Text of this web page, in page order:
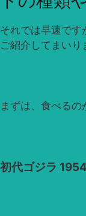
それでは早速です
ご紹介してまいり
まずは、食べる
初代ゴジラ